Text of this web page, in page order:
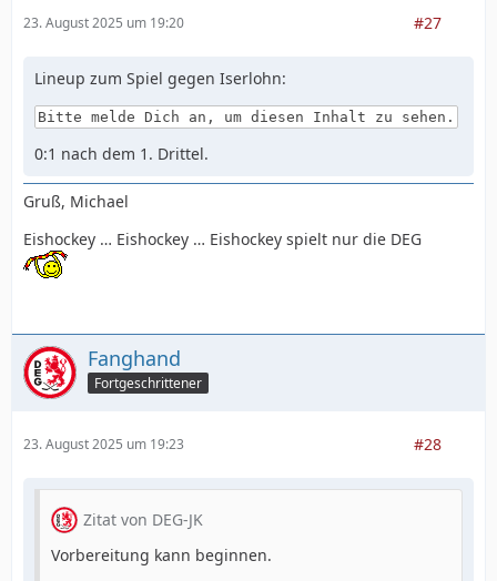
23. August 2025 um 19:20 #27
Lineup zum Spiel gegen Iserlohn:
Bitte melde Dich an, um diesen Inhalt zu sehen.
0:1 nach dem 1. Drittel.
Gruß, Michael
Eishockey … Eishockey … Eishockey spielt nur die DEG
Fanghand
Fortgeschrittener
23. August 2025 um 19:23 #28
Zitat von DEG-JK
Vorbereitung kann beginnen.